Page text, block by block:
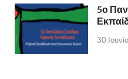
5ο
30